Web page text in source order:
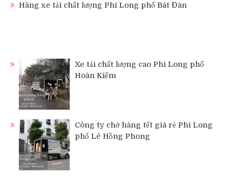
Hãng xe tải chất lượng Phi Long phố Bát Đàn
Xe tải chất lượng cao Phi Long phố
Hoàn Kiếm
Công ty chở hàng tết giá rẻ Phi Long
phố Lê Hồng Phong